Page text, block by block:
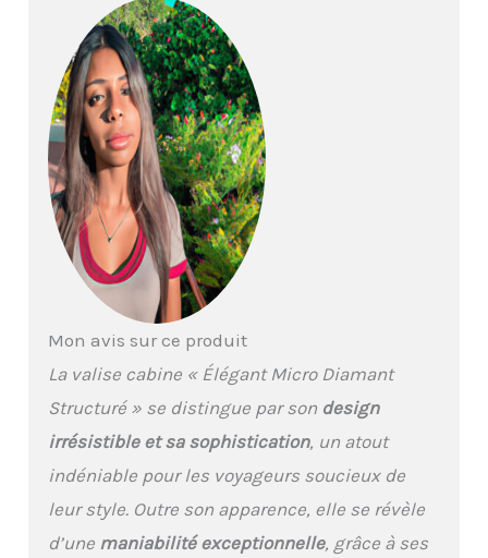
sécurité. 【Serrure à
code TSA intégrée】
Serrure à code TSA
intégrée avec des
fermetures éclair fluides
pour plus de sécurité
lors de vos voyages
internationaux. La valise
à roulettes Level8 est
conforme aux exigences
de la plupart des
internationales. Elle est
équipée de fermetures
éclair fluides pour un
accès facile à vos
affaires. 【Voyage sans
effort】 La valise cabine
Level8 est équipée de 8
roues pivotantes
caoutchoutées et d'une
poignée télescopique
Mon avis sur ce produit
La valise cabine « Élégant Micro Diamant
Structuré » se distingue par son design
irrésistible et sa sophistication, un atout
indéniable pour les voyageurs soucieux de
leur style. Outre son apparence, elle se révèle
d’une maniabilité exceptionnelle, grâce à ses